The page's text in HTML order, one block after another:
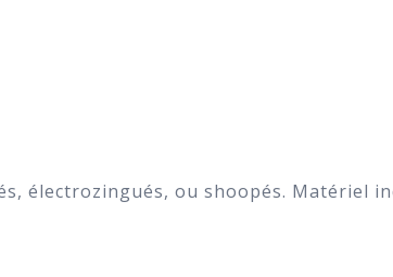
électrozingués, ou shoopés. Matériel